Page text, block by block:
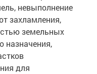
невыполнение
захламления,
земельных
назначения,
для